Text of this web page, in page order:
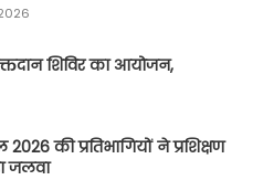
शिविर का आयोजन,
की प्रतिभागियों ने प्रशिक्षण
जलवा